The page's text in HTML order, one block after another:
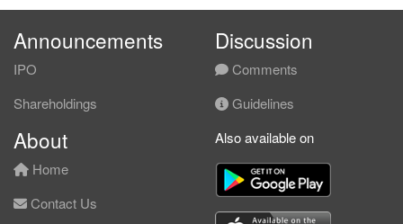
Announcements
IPO
Shareholdings
Discussion
Comments
Guidelines
About
Home
Contact Us
Also available on